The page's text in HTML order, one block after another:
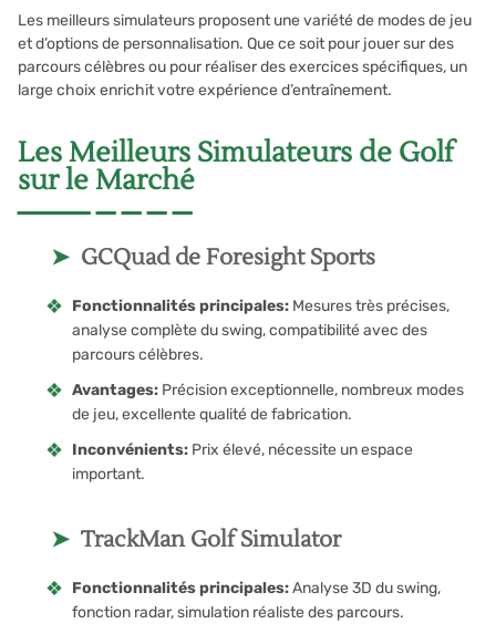
Les meilleurs simulateurs proposent une variété de modes de jeu
et d’options de personnalisation. Que ce soit pour jouer sur des
parcours célèbres ou pour réaliser des exercices spécifiques, un
large choix enrichit votre expérience d’entraînement.
Les Meilleurs Simulateurs de Golf
sur le Marché
GCQuad de Foresight Sports
Fonctionnalités principales: Mesures très précises,
analyse complète du swing, compatibilité avec des
parcours célèbres.
Avantages: Précision exceptionnelle, nombreux modes
de jeu, excellente qualité de fabrication.
Inconvénients: Prix élevé, nécessite un espace
important.
TrackMan Golf Simulator
Fonctionnalités principales:Analyse 3D du swing,
fonction radar, simulation réaliste des parcours.